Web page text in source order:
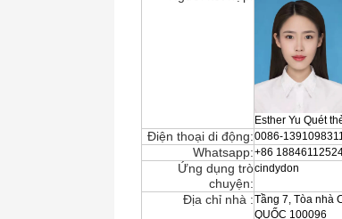
Esther Yu Quét
Điện thoại di động:0086-
Whatsapp:+86
Ứng dụng trò
chuyện:
cindydon
Địa chỉ nhà :Tầng 7, Tòa nhà
QUỐC 100096